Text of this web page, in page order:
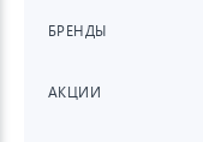
БРЕНДЫ
АКЦИИ